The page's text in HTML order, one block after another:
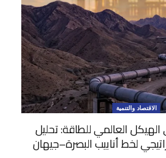
الاقتصاد والتنمية
العالمي للطاقة: تحليل
لخط أنابيب البصرة–جيهان